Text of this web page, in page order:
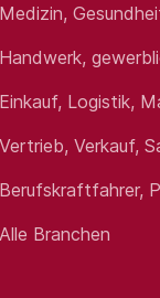
Medizin,
Handwerk,
Einkauf, Logistik,
Vertrieb, Verkauf,
Berufskraftfahrer,
Alle Branchen